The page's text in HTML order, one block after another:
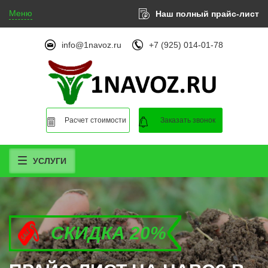
Меню Наш полный прайс-лист
info@1navoz.ru +7 (925) 014-01-78
Расчет стоимости Заказать звонок
УСЛУГИ
СКИДКА 20%
СКИДКА 20%
СКИДКА 20%